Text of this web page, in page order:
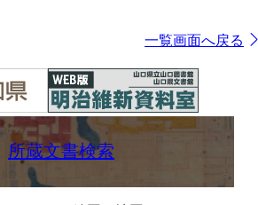
一覧画面へ戻る
所蔵文書検索